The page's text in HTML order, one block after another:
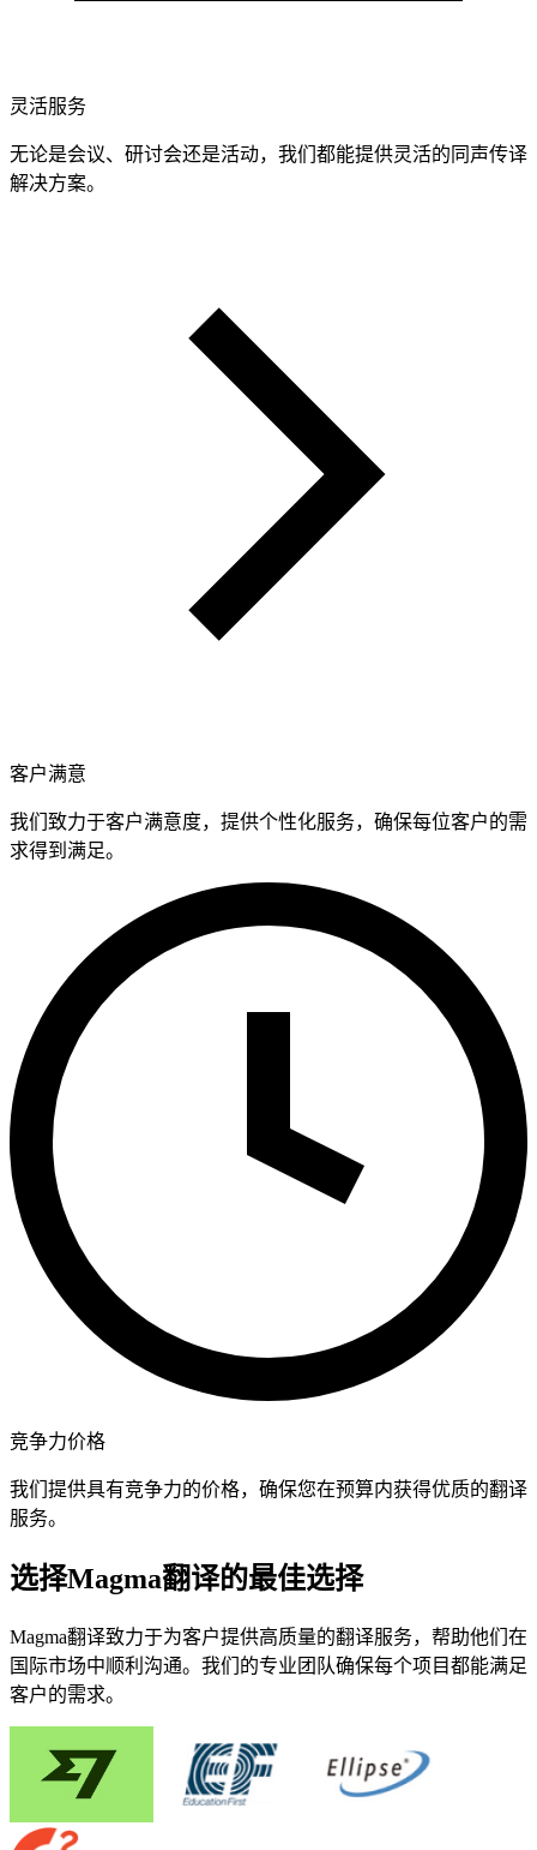
灵活服务
无论是会议、研讨会还是活动，我们都能提供灵活的同声传译
解决方案。
客户满意
我们致力于客户满意度，提供个性化服务，确保每位客户的需
求得到满足。
竞争力价格
我们提供具有竞争力的价格，确保您在预算内获得优质的翻译
服务。
选择Magma翻译的最佳选择
Magma翻译致力于为客户提供高质量的翻译服务，帮助他们在
国际市场中顺利沟通。我们的专业团队确保每个项目都能满足
客户的需求。